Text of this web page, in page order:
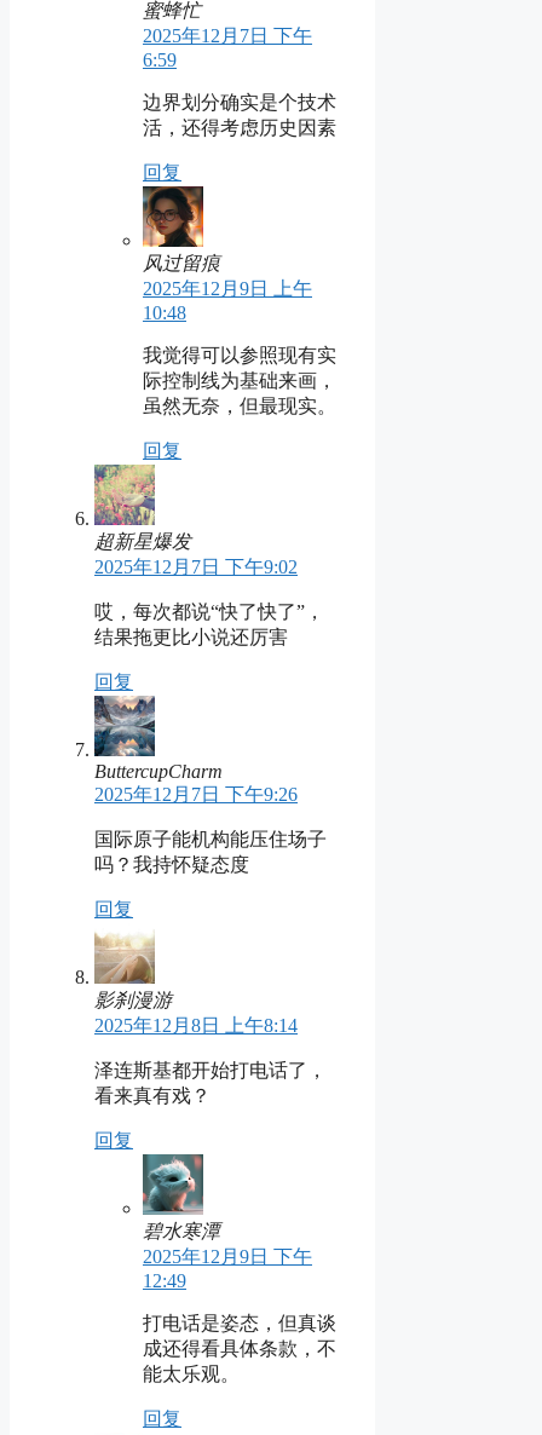
蜜蜂忙
2025年12月7日 下午
6:59
边界划分确实是个技术
活，还得考虑历史因素
回复
风过留痕
2025年12月9日 上午
10:48
我觉得可以参照现有实
际控制线为基础来画，
虽然无奈，但最现实。
回复
超新星爆发
2025年12月7日 下午9:02
哎，每次都说“快了快了”，
结果拖更比小说还厉害
回复
ButtercupCharm
2025年12月7日 下午9:26
国际原子能机构能压住场子
吗？我持怀疑态度
回复
影刹漫游
2025年12月8日 上午8:14
泽连斯基都开始打电话了，
看来真有戏？
回复
碧水寒潭
2025年12月9日 下午
12:49
打电话是姿态，但真谈
成还得看具体条款，不
能太乐观。
回复